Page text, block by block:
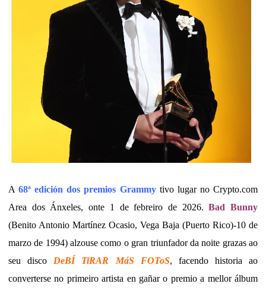
A68ª edición dos premios Grammytivo lugar no Crypto.com
Area dos Ánxeles, onte 1 de febreiro de 2026.Bad Bunny
(Benito Antonio Martínez Ocasio, Vega Baja (Puerto Rico)-10 de
marzo de 1994) alzouse como o gran triunfador da noite grazas ao
seu disco DeBÍ TiRAR MáS FOToS, facendo historia ao
converterse no primeiro artista en gañar o premio a mellor álbum